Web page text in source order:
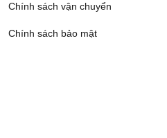
Chính sách vận chuyển
Chính sách bảo mật